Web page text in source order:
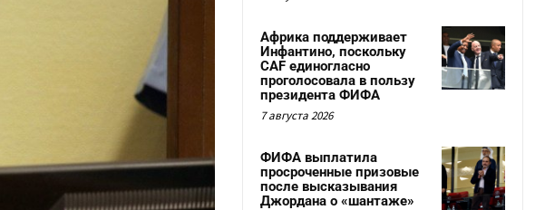
Африка поддерживает
Инфантино, поскольку
CAF единогласно
проголосовала в пользу
президента ФИФА
7 августа 2026
ФИФА выплатила
просроченные призовые
после высказывания
Джордана о «шантаже»